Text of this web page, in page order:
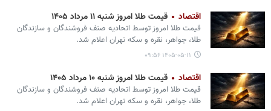
اقتصاد قیمت طلا امروز شنبه ۱۱ مرداد ۱۴۰۵
قیمت طلا امروز توسط اتحادیه صنف فروشندگان و سازندگان
طلا، جواهر، نقره و سکه تهران اعلام شد.
۱۴۰۵-۰۵-۱۱ ۰۹:۵۶
اقتصاد قیمت طلا امروز شنبه ۱۰ مرداد ۱۴۰۵
قیمت طلا امروز توسط اتحادیه صنف فروشندگان و سازندگان
طلا، جواهر، نقره و سکه تهران اعلام شد.